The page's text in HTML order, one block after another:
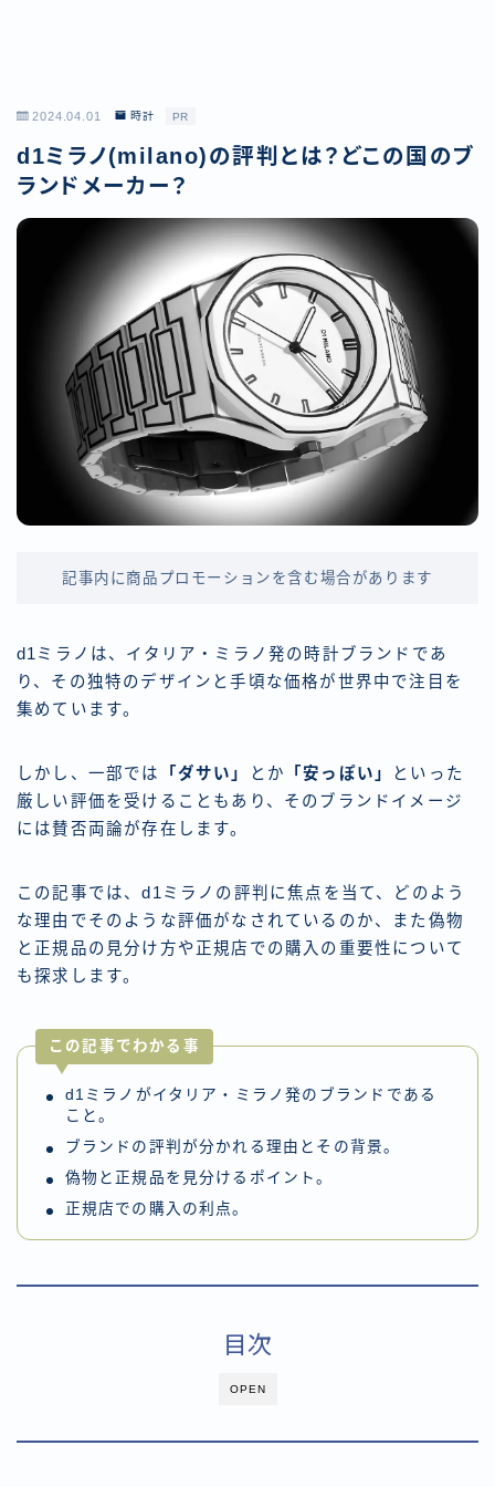
2024.04.01 時計 PR
d1ミラノ(milano)の評判とは？どこの国のブ
ランドメーカー？
記事内に商品プロモーションを含む場合があります
d1ミラノは、イタリア・ミラノ発の時計ブランドであ
り、その独特のデザインと手頃な価格が世界中で注目を
集めています。
しかし、一部では 「ダサい」 とか 「安っぽい」
といった
厳しい評価を受けることもあり、そのブランドイメージ
には賛否両論が存在します。
この記事では、d1ミラノの評判に焦点を当て、どのよう
な理由でそのような評価がなされているのか、また偽物
と正規品の見分け方や正規店での購入の重要性について
も探求します。
この記事でわかる事
d1ミラノがイタリア・ミラノ発のブランドである
こと。
ブランドの評判が分かれる理由とその背景。
偽物と正規品を見分けるポイント。
正規店での購入の利点。
OPEN
目次